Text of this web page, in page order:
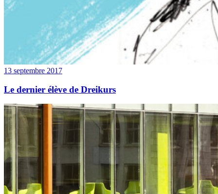
13 septembre 2017
Le dernier élève de Dreikurs